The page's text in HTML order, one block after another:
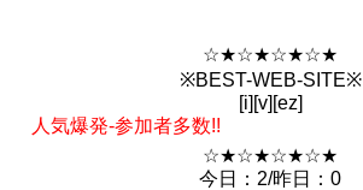
☆★☆★☆★☆★
※BEST-WEB-SITE※
[i][v][ez]
人気爆発-参加者多数!!
☆★☆★☆★☆★
今日：2/昨日：0